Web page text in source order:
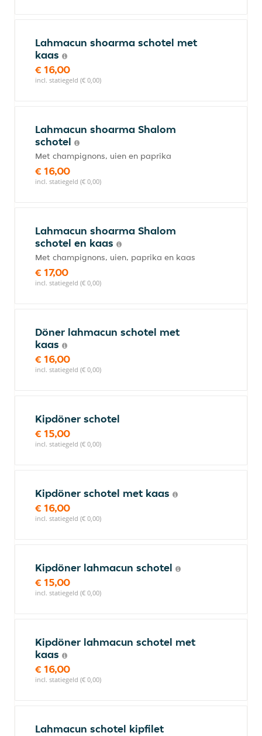
Lahmacun shoarma schotel met
kaas
€ 16,00
incl. statiegeld (€ 0,00)
Lahmacun shoarma Shalom
schotel
Met champignons, uien en paprika
€ 16,00
incl. statiegeld (€ 0,00)
Lahmacun shoarma Shalom
schotel en kaas
Met champignons, uien, paprika en kaas
€ 17,00
incl. statiegeld (€ 0,00)
Döner lahmacun schotel met
kaas
€ 16,00
incl. statiegeld (€ 0,00)
Kipdöner schotel
€ 15,00
incl. statiegeld (€ 0,00)
Kipdöner schotel met kaas
€ 16,00
incl. statiegeld (€ 0,00)
Kipdöner lahmacun schotel
€ 15,00
incl. statiegeld (€ 0,00)
Kipdöner lahmacun schotel met
kaas
€ 16,00
incl. statiegeld (€ 0,00)
Lahmacun schotel kipfilet